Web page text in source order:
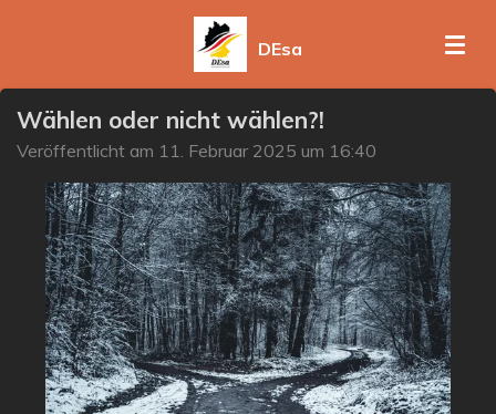
DEsa
Wählen oder nicht wählen?!
Veröffentlicht am 11. Februar 2025 um 16:40